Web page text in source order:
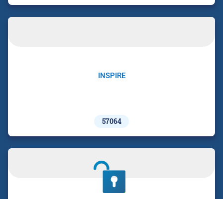
INSPIRE
57064